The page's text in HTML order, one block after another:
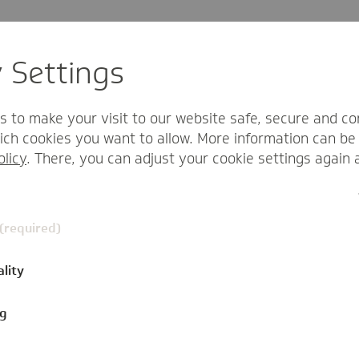
treffen in den Kursen
und können sich
Fragen sehr lebensnahe Vorschläge. Wir
verbunden bleiben.
Menschen mit Demenz mehrere
Settings
to make your visit to our website safe, secure and
cookies you want to allow. More information can
. There, you can adjust your cookie settings again